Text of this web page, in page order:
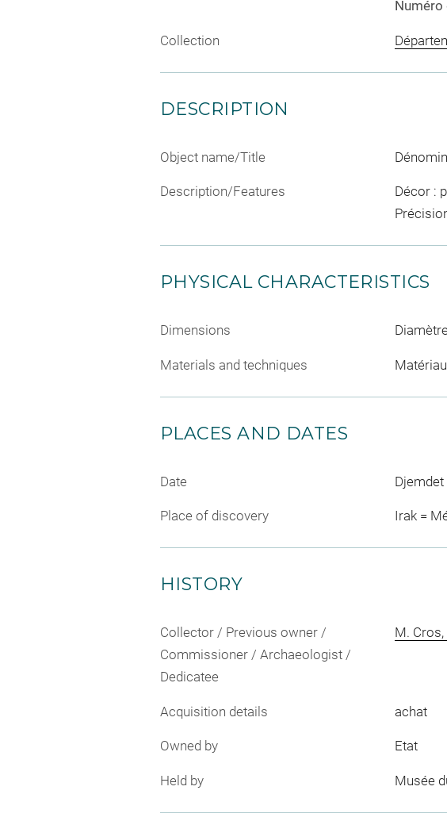
Numéro
Collection
DESCRIPTION
Object name/Title
Description/Features
Décor :
PHYSICAL CHARACTERISTICS
Dimensions
Materials and techniques
PLACES AND DATES
Date Djemdet
Place of discovery Irak =
HISTORY
Collector / Previous owner /
Commissioner / Archaeologist /
Dedicatee
M.
Acquisition details achat
Owned by Etat
Held by Musée